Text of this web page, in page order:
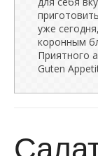
уже
коронным
Приятного
Guten